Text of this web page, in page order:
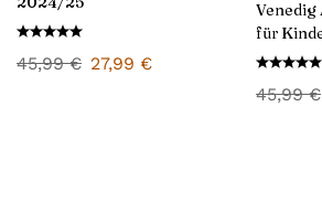
45,99€ 27,99 €
Venedig
für
45,99€